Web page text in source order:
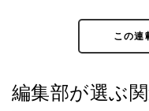
この連
編集部が選ぶ